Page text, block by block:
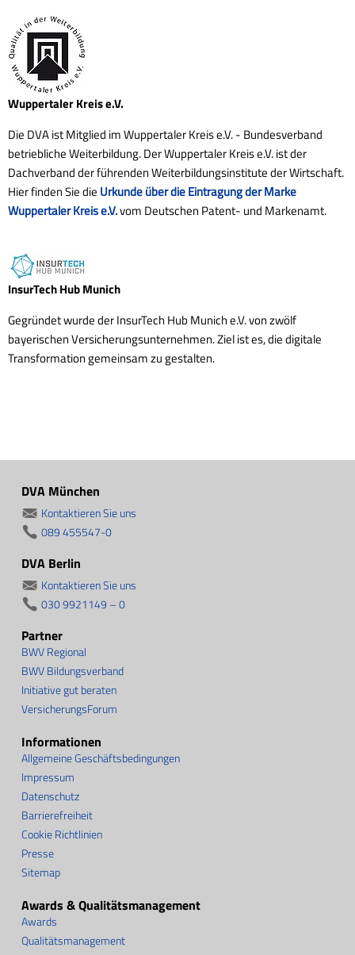
Wuppertaler Kreis e.V.
Die DVA ist Mitglied im Wuppertaler Kreis e.V. - Bundesverband
betriebliche Weiterbildung. Der Wuppertaler Kreis e.V. ist der
Dachverband der führenden Weiterbildungsinstitute der Wirtschaft.
Hier finden Sie die Urkunde über die Eintragung der Marke
Wuppertaler Kreis e.V.vom Deutschen Patent- und Markenamt.
InsurTech Hub Munich
Gegründet wurde der InsurTech Hub Munich e.V. von zwölf
bayerischen Versicherungsunternehmen. Ziel ist es, die digitale
Transformation gemeinsam zu gestalten.
DVA München
Kontaktieren Sie uns
089 455547-0
DVA Berlin
Kontaktieren Sie uns
030 9921149 – 0
Informationen
Allgemeine Geschäftsbedingungen
Impressum
Datenschutz
Barrierefreiheit
Cookie Richtlinien
Presse
Sitemap
Partner
BWV Regional
BWV Bildungsverband
Initiative gut beraten
VersicherungsForum
Awards & Qualitätsmanagement
Awards
Qualitätsmanagement